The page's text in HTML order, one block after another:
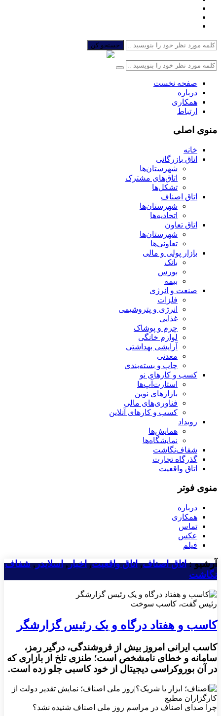
جستجو کن
صفحه نخست
درباره
همکاری
ارتباط
منوی اصلی
خانه
اتاق بازرگانی
شهرستان‌ها
اتاق‌های مشترک
تشکل‌ها
اتاق اصناف
شهرستان‌ها
اتحادیه‌ها
اتاق تعاون
شهرستان‌ها
تعاونی‌ها
بازار پولی و مالی
بانک
بورس
بیمه
صنعت و انرژی
فلزات
انرژی و پتروشیمی
غذایی
چرم و پوشاک
لوازم خانگی
آرایشی بهداشتی
معدنی
چاپ و بسته‌بندی
کسب و کارهای نو
استارت‌آپ‌ها
بازارهای نوین
فناوری‌های مالی
کسب و کارهای آنلاین
رویداد
همایش‌ها
نمایشگاه‌ها
شفاف‌نگاشت
گذرگاه تجارت
اتاق واقعیت
منوی فوتر
درباره
همکاری
تماس
عکس
فیلم
آرشیو :اتاق اصناف,اتاق واقعیت,اخبار,اسلایدر,شفاف
نگاشت
رئیس گفت، کاسب سوخت
کاسب و هفتاد درگاه و یک رئیس گزارشگر
کاسب ایرانی امروز بیش از فروشندگی، درگیر رمز،
سامانه و خطای نامشخص است؛ طنزی تلخ از بازاری که
در آن بوروکراسی دیجیتال از خود کاسبی جلو زده است.
چرا صدای اصناف در مراسم روز ملی اصناف شنیده نشد؟